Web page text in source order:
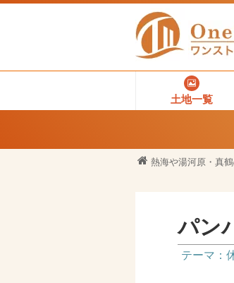
土地一覧
熱海や湯河原・真
パン
テーマ：